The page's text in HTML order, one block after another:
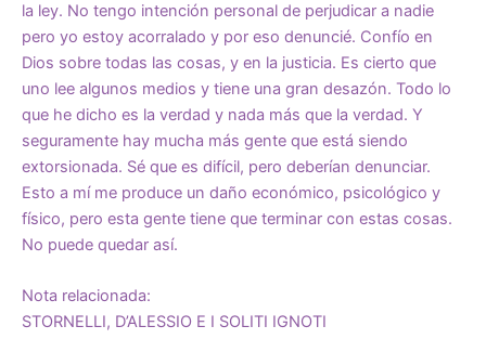
la ley. No tengo intención personal de perjudicar a nadie
pero yo estoy acorralado y por eso denuncié. Confío en
Dios sobre todas las cosas, y en la justicia. Es cierto que
uno lee algunos medios y tiene una gran desazón. Todo lo
que he dicho es la verdad y nada más que la verdad. Y
seguramente hay mucha más gente que está siendo
extorsionada. Sé que es difícil, pero deberían denunciar.
Esto a mí me produce un daño económico, psicológico y
físico, pero esta gente tiene que terminar con estas cosas.
No puede quedar así.
Nota relacionada:
STORNELLI, D’ALESSIO E I SOLITI IGNOTI